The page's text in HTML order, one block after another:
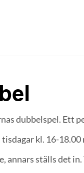
dubbelspel. Ett
kl. 16-
annars ställs det in.